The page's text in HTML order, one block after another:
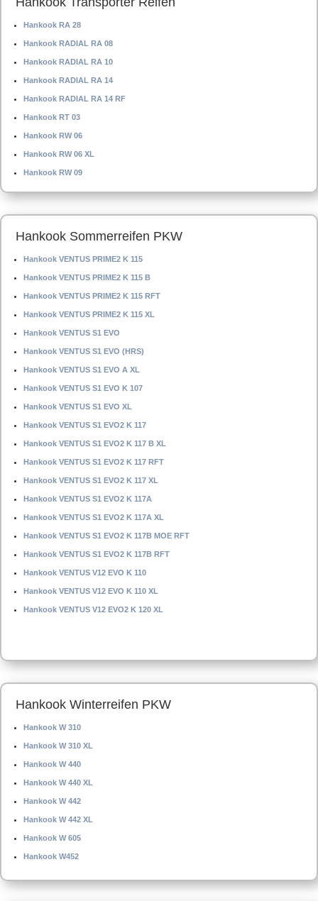
Hankook RA 28
Hankook RADIAL RA 08
Hankook RADIAL RA 10
Hankook RADIAL RA 14
Hankook RADIAL RA 14 RF
Hankook RT 03
Hankook RW 06
Hankook RW 06 XL
Hankook RW 09
Hankook Sommerreifen PKW
Hankook VENTUS PRIME2 K 115
Hankook VENTUS PRIME2 K 115 B
Hankook VENTUS PRIME2 K 115 RFT
Hankook VENTUS PRIME2 K 115 XL
Hankook VENTUS S1 EVO
Hankook VENTUS S1 EVO (HRS)
Hankook VENTUS S1 EVO A XL
Hankook VENTUS S1 EVO K 107
Hankook VENTUS S1 EVO XL
Hankook VENTUS S1 EVO2 K 117
Hankook VENTUS S1 EVO2 K 117 B XL
Hankook VENTUS S1 EVO2 K 117 RFT
Hankook VENTUS S1 EVO2 K 117 XL
Hankook VENTUS S1 EVO2 K 117A
Hankook VENTUS S1 EVO2 K 117A XL
Hankook VENTUS S1 EVO2 K 117B MOE RFT
Hankook VENTUS S1 EVO2 K 117B RFT
Hankook VENTUS V12 EVO K 110
Hankook VENTUS V12 EVO K 110 XL
Hankook VENTUS V12 EVO2 K 120 XL
Hankook Winterreifen PKW
Hankook W 310
Hankook W 310 XL
Hankook W 440
Hankook W 440 XL
Hankook W 442
Hankook W 442 XL
Hankook W 605
Hankook W452